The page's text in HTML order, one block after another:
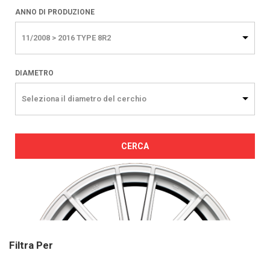
ANNO DI PRODUZIONE
11/2008 > 2016 TYPE 8R2
DIAMETRO
Seleziona il diametro del cerchio
CERCA
Filtra Per